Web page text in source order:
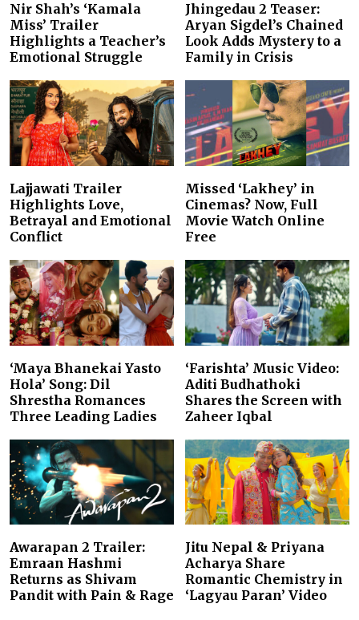
Nir Shah’s ‘Kamala
Miss’ Trailer
Highlights a Teacher’s
Emotional Struggle
Jhingedau 2 Teaser:
Aryan Sigdel’s Chained
Look Adds Mystery to a
Family in Crisis
Lajjawati Trailer
Highlights Love,
Betrayal and Emotional
Conflict
Missed ‘Lakhey’ in
Cinemas? Now, Full
Movie Watch Online
Free
‘Maya Bhanekai Yasto
Hola’ Song: Dil
Shrestha Romances
Three Leading Ladies
‘Farishta’ Music Video:
Aditi Budhathoki
Shares the Screen with
Zaheer Iqbal
Awarapan 2 Trailer:
Emraan Hashmi
Returns as Shivam
Pandit with Pain & Rage
Jitu Nepal & Priyana
Acharya Share
Romantic Chemistry in
‘Lagyau Paran’ Video